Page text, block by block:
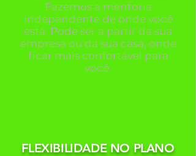
Fazemos a mentoria
independente de onde você
está. Pode ser a partir da sua
empresa ou da sua casa, onde
ficar mais confortável para
você.
FLEXIBILIDADE NO PLANO